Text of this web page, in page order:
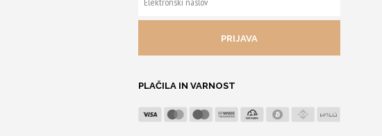
PLAČILA IN VARNOST